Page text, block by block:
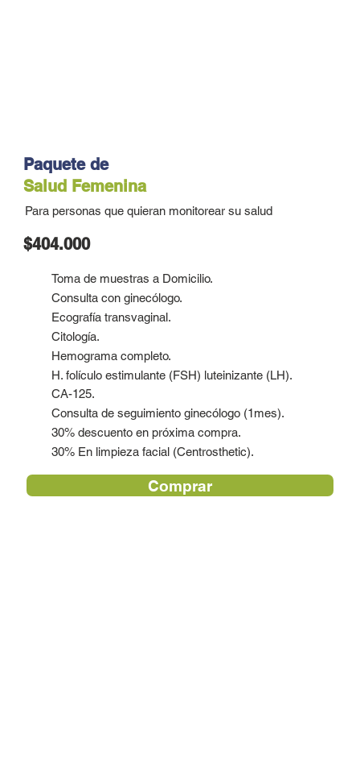
Paquete de
Salud Femenina
Para personas que quieran monitorear su salud
$404.000
Toma de muestras a Domicilio.
Consulta con ginecólogo.
Ecografía transvaginal.
Citología.
Hemograma completo.
H. folículo estimulante (FSH) luteinizante (LH).
CA-125.
Consulta de seguimiento ginecólogo (1mes).
30% descuento en próxima compra.
30% En limpieza facial (Centrosthetic).
Comprar